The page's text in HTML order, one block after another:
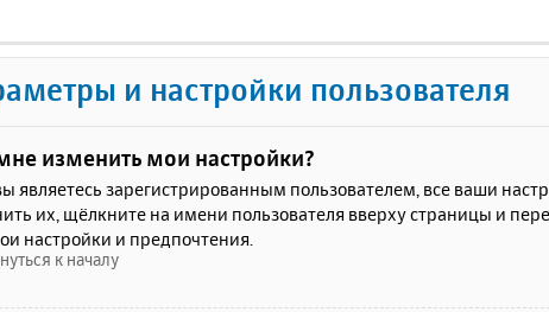
и настройки пользователя
изменить мои настройки?
являетесь зарегистрированным пользователем, все ваши
их, щёлкните на имени пользователя вверху страницы и
настройки и предпочтения.
к началу